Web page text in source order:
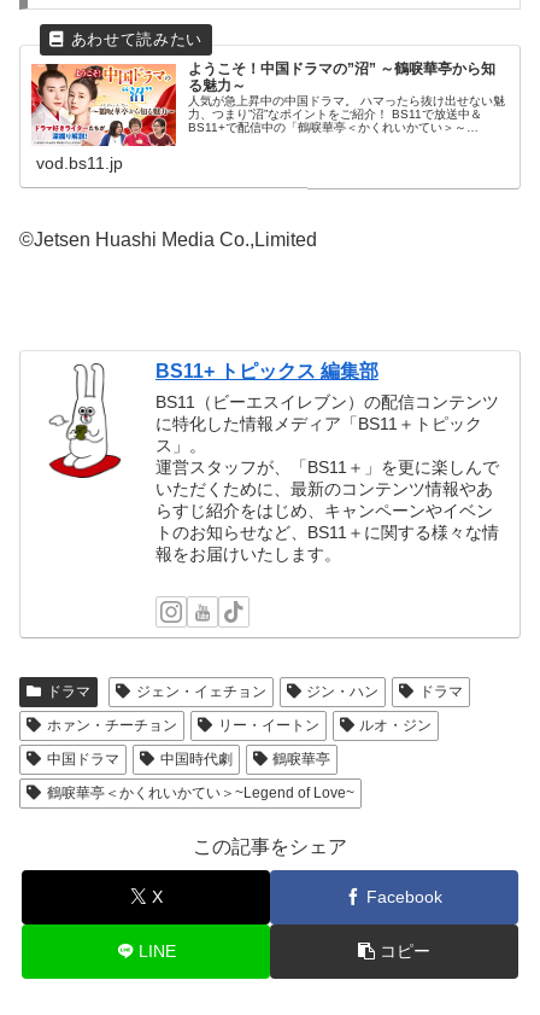
ようこそ！中国ドラマの”沼” ～鶴唳華亭から知
る魅力～
人気が急上昇中の中国ドラマ。 ハマったら抜け出せない魅
力、つまり”沼”なポイントをご紹介！ BS11で放送中＆
BS11+で配信中の「鶴唳華亭＜かくれいかてい＞～
vod.bs11.jp
©Jetsen Huashi Media Co.,Limited
BS11+ トピックス 編集部
BS11（ビーエスイレブン）の配信コンテンツ
に特化した情報メディア「BS11＋トピック
ス」。
運営スタッフが、「BS11＋」を更に楽しんで
いただくために、最新のコンテンツ情報やあ
らすじ紹介をはじめ、キャンペーンやイベン
トのお知らせなど、BS11＋に関する様々な情
報をお届けいたします。
ドラマ ジェン・イェチョン ジン・ハン
ドラマ
ホァン・チーチョン
リー・イートン
ルオ・ジン
中国ドラマ
中国時代劇
鶴唳華亭
鶴唳華亭＜かくれいかてい＞~Legend of Love~
この記事をシェア
X Facebook
LINE コピー